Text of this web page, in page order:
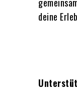
deine